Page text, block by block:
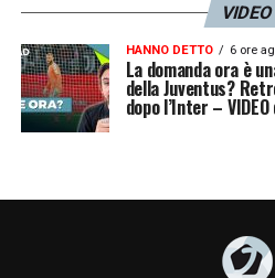
VIDEO
HANNO DETTO 6 ore
La domanda ora è
della Juventus?
dopo l’Inter –